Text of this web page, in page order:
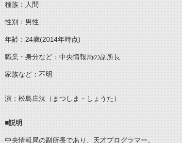
種族：人間
性別：男性
年齢：24歳(2014年時点)
職業・身分など：中央情報局の副所長
家族など：不明
演：松島庄汰（まつしま・しょうた）
■説明
中央情報局の副所長であり、天才プログラマー。